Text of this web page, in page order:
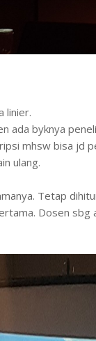
linier.
ada byknya
mhsw bisa jd
ulang.
Tetap
Dosen sbg